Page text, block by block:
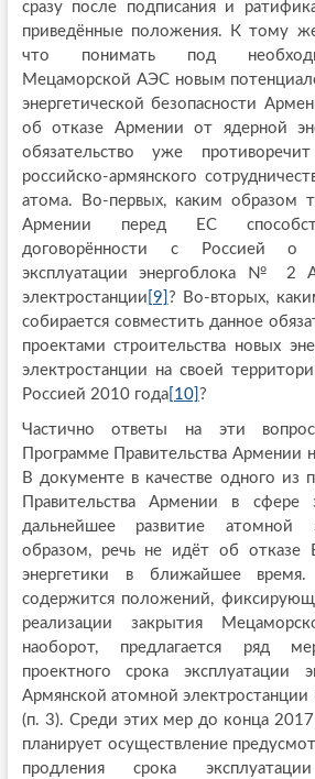
сразу после подписания и
приведённые положения. К тому
что понимать под
Мецаморской АЭС новым
энергетической безопасности
об отказе Армении от ядерной
обязательство уже
российско-армянского
атома. Во-первых, каким образом
Армении перед ЕС
договорённости с Россией о
эксплуатации энергоблока № 2
электростанции [9] ? Во-вторых,
собирается совместить данное
проектами строительства новых
электростанции на своей
Россией 2010 года[10] ?
Частично ответы на эти
Программе Правительства Армении
В документе в качестве одного из
Правительства Армении в сфере
дальнейшее развитие атомной
образом, речь не идёт об отказе
энергетики в ближайшее
содержится положений,
реализации закрытия
наоборот, предлагается ряд
проектного срока
Армянской атомной электростанции
(п. 3). Среди этих мер до конца 2017
планирует осуществление
продления срока